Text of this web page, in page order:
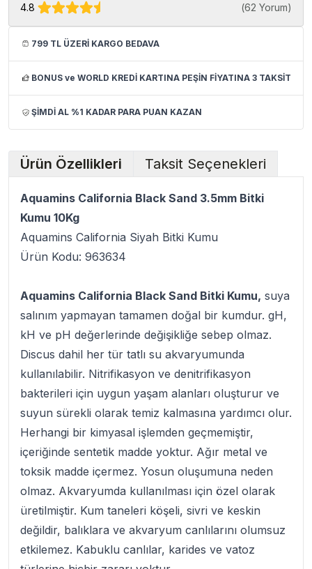
4.8 (62 Yorum)
799 TL ÜZERİ KARGO BEDAVA
BONUS ve WORLD KREDİ KARTINA PEŞİN FİYATINA 3 TAKSİT
ŞİMDİ AL %1 KADAR PARA PUAN KAZAN
Ürün Özellikleri Taksit Seçenekleri
Aquamins California Black Sand 3.5mm Bitki
Kumu 10Kg
Aquamins California Siyah Bitki Kumu
Ürün Kodu: 963634
Aquamins California Black Sand Bitki Kumu, suya
salınım yapmayan tamamen doğal bir kumdur. gH,
kH ve pH değerlerinde değişikliğe sebep olmaz.
Discus dahil her tür tatlı su akvaryumunda
kullanılabilir. Nitrifikasyon ve denitrifikasyon
bakterileri için uygun yaşam alanları oluşturur ve
suyun sürekli olarak temiz kalmasına yardımcı olur.
Herhangi bir kimyasal işlemden geçmemiştir,
içeriğinde sentetik madde yoktur. Ağır metal ve
toksik madde içermez. Yosun oluşumuna neden
olmaz. Akvaryumda kullanılması için özel olarak
üretilmiştir. Kum taneleri köşeli, sivri ve keskin
değildir, balıklara ve akvaryum canlılarını olumsuz
etkilemez. Kabuklu canlılar, karides ve vatoz